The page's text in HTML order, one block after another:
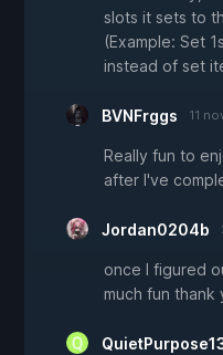
slots it sets to
(Example: Set
instead of set
BVNFrggs 11
Really fun to
after I've
Jordan0204b
once I figured
much fun thank